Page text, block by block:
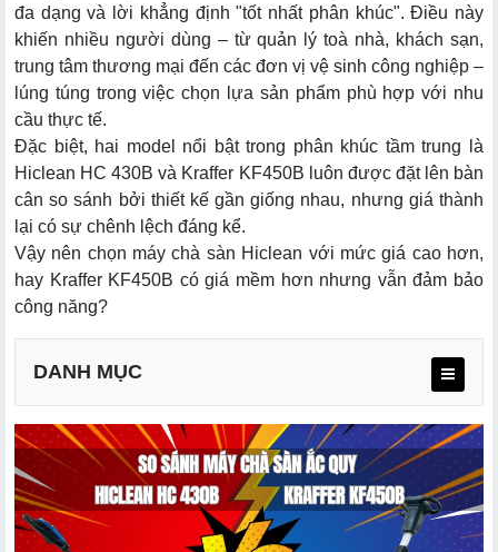
đa dạng và lời khẳng định "tốt nhất phân khúc". Điều này
khiến nhiều người dùng – từ quản lý toà nhà, khách sạn,
trung tâm thương mại đến các đơn vị vệ sinh công nghiệp –
lúng túng trong việc chọn lựa sản phẩm phù hợp với nhu
cầu thực tế.
Đặc biệt, hai model nổi bật trong phân khúc tầm trung là
Hiclean HC 430B và Kraffer KF450B luôn được đặt lên bàn
cân so sánh bởi thiết kế gần giống nhau, nhưng giá thành
lại có sự chênh lệch đáng kể.
Vậy nên chọn máy chà sàn Hiclean với mức giá cao hơn,
hay Kraffer KF450B có giá mềm hơn nhưng vẫn đảm bảo
công năng?
DANH MỤC
1.1. Máy chà sàn Hiclean HC 430B
1.2. Máy chà sàn Kraffer KF450B